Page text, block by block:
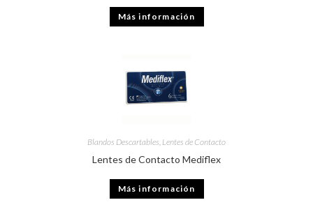
Más información
Blandos Descartables, Lentes de Contacto
Lentes de Contacto Mediflex
Más información